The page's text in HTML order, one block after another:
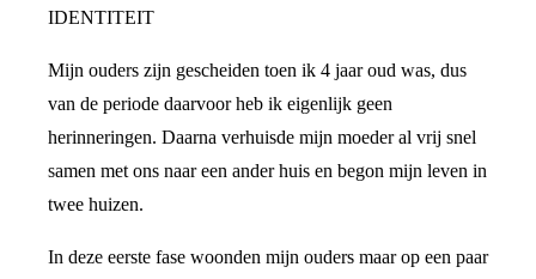
IDENTITEIT
Mijn ouders zijn gescheiden toen ik 4 jaar oud was, dus
van de periode daarvoor heb ik eigenlijk geen
herinneringen. Daarna verhuisde mijn moeder al vrij snel
samen met ons naar een ander huis en begon mijn leven in
twee huizen.
In deze eerste fase woonden mijn ouders maar op een paar